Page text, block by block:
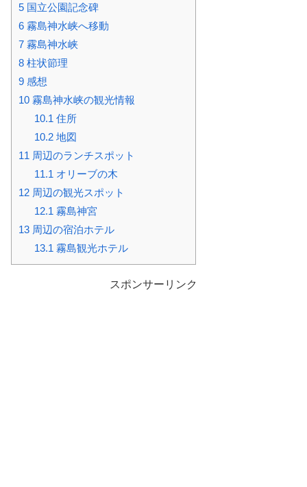
5 国立公園記念碑
6 霧島神水峡へ移動
7 霧島神水峡
8 柱状節理
9 感想
10 霧島神水峡の観光情報
10.1 住所
10.2地図
11 周辺のランチスポット
11.1 オリーブの木
12 周辺の観光スポット
12.1 霧島神宮
13 周辺の宿泊ホテル
13.1 霧島観光ホテル
スポンサーリンク